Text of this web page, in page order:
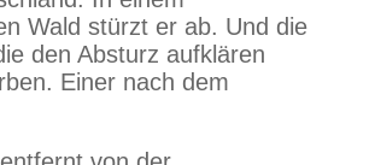
Wald stürzt er ab. Und die
den Absturz aufklären
Einer nach dem